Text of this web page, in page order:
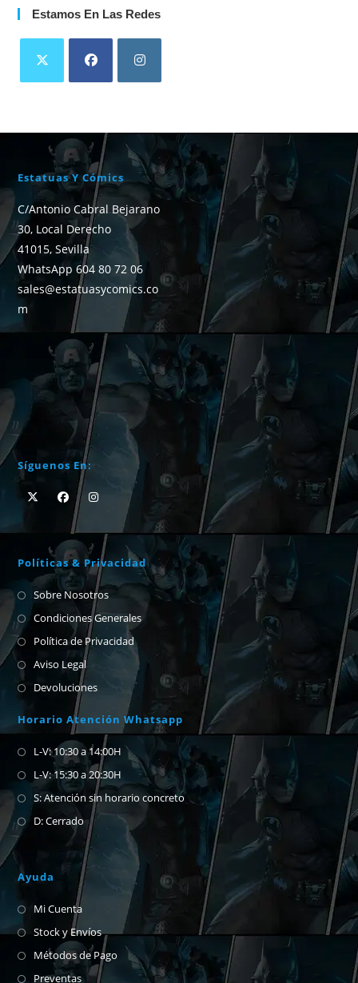
Estamos En Las Redes
Estatuas Y Cómics
C/Antonio Cabral Bejarano
30, Local Derecho
41015, Sevilla
WhatsApp 604 80 72 06
sales@estatuasycomics.co
m
Síguenos En:
Políticas & Privacidad
Sobre Nosotros
Condiciones Generales
Política de Privacidad
Aviso Legal
Devoluciones
Horario Atención Whatsapp
L-V: 10:30 a 14:00H
L-V: 15:30 a 20:30H
S: Atención sin horario concreto
D: Cerrado
Ayuda
Mi Cuenta
Stock y Envíos
Métodos de Pago
Preventas